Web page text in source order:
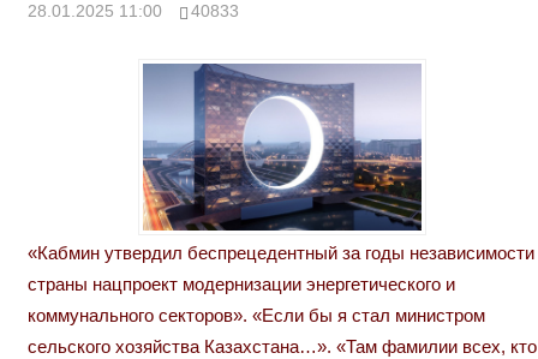
28.01.2025 11:00 40833
«Кабмин утвердил беспрецедентный за годы независимости
страны нацпроект модернизации энергетического и
коммунального секторов». «Если бы я стал министром
сельского хозяйства Казахстана…». «Там фамилии всех, кто